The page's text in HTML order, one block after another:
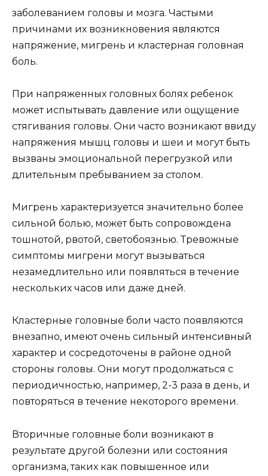
заболеванием головы и мозга. Частыми
причинами их возникновения являются
напряжение, мигрень и кластерная головная
боль.
При напряженных головных болях ребенок
может испытывать давление или ощущение
стягивания головы. Они часто возникают ввиду
напряжения мышц головы и шеи и могут быть
вызваны эмоциональной перегрузкой или
длительным пребыванием за столом.
Мигрень характеризуется значительно более
сильной болью, может быть сопровождена
тошнотой, рвотой, светобоязнью. Тревожные
симптомы мигрени могут вызываться
незамедлительно или появляться в течение
нескольких часов или даже дней.
Кластерные головные боли часто появляются
внезапно, имеют очень сильный интенсивный
характер и сосредоточены в районе одной
стороны головы. Они могут продолжаться с
периодичностью, например, 2-3 раза в день, и
повторяться в течение некоторого времени.
Вторичные головные боли возникают в
результате другой болезни или состояния
организма, таких как повышенное или